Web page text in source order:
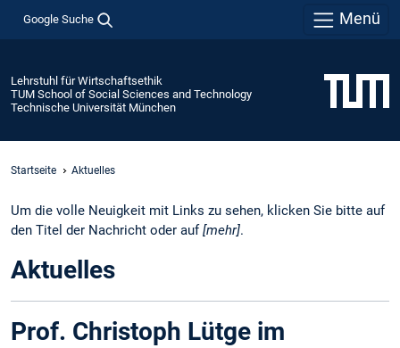
Google Suche Menü
Lehrstuhl für Wirtschaftsethik
TUM School of Social Sciences and Technology
Technische Universität München
Startseite Aktuelles
Um die volle Neuigkeit mit Links zu sehen, klicken Sie bitte auf
den Titel der Nachricht oder auf [mehr].
Aktuelles
Prof. Christoph Lütge im